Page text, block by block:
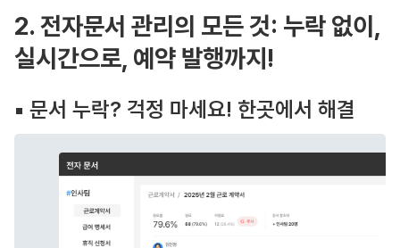
2. 전자문서 관리의 모든 것: 누락 없이,
실시간으로, 예약 발행까지!
▪️ 문서 누락? 걱정 마세요! 한곳에서 해결